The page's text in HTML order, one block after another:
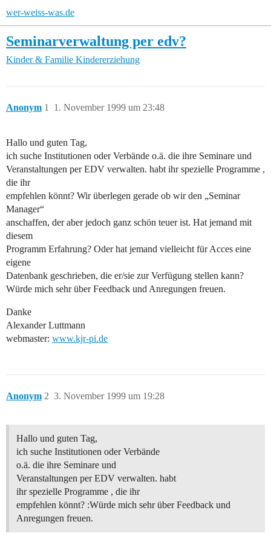
wer-weiss-was.de
Seminarverwaltung per edv?
Kinder & Familie Kindererziehung
Anonym 1. November 1999 um 23:48
1
Hallo und guten Tag,
ich suche Institutionen oder Verbände o.ä. die ihre Seminare und
Veranstaltungen per EDV verwalten. habt ihr spezielle Programme ,
die ihr
empfehlen könnt? Wir überlegen gerade ob wir den „Seminar
Manager“
anschaffen, der aber jedoch ganz schön teuer ist. Hat jemand mit
diesem
Programm Erfahrung? Oder hat jemand vielleicht für Acces eine
eigene
Datenbank geschrieben, die er/sie zur Verfügung stellen kann?
Würde mich sehr über Feedback und Anregungen freuen.
Danke
Alexander Luttmann
webmaster: www.kjr-pi.de
Anonym 3. November 1999 um 19:28
2
Hallo und guten Tag,
ich suche Institutionen oder Verbände
o.ä. die ihre Seminare und
Veranstaltungen per EDV verwalten. habt
ihr spezielle Programme , die ihr
empfehlen könnt? :Würde mich sehr über Feedback und
Anregungen freuen.